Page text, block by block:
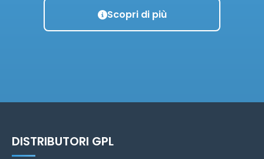
Scopri di più
DISTRIBUTORI GPL